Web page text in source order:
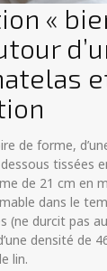
«
de forme,
tissées
de 21 cm en
dans le
(ne durcit pas
densité de
lin.